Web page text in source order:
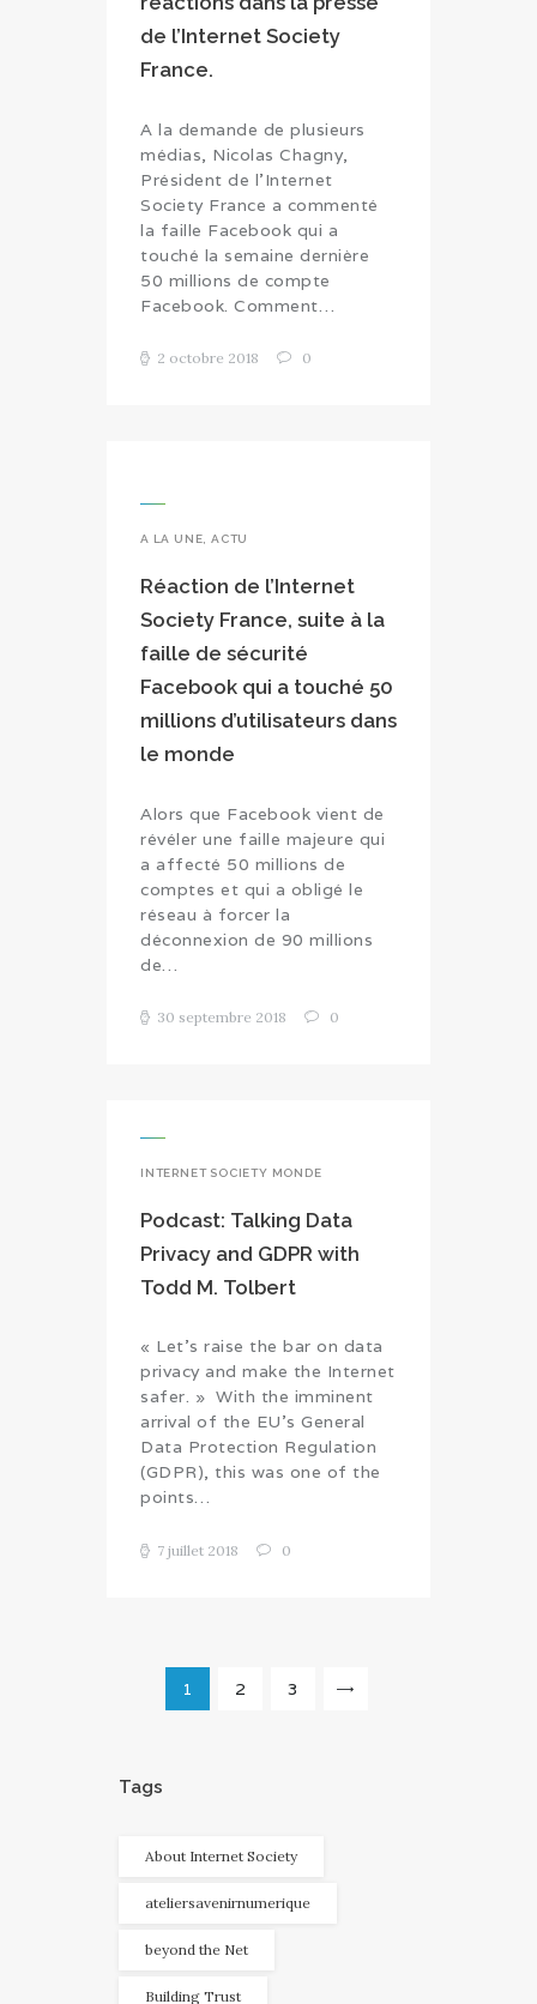
de l’Internet Society
France.
A la demande de plusieurs
médias, Nicolas Chagny,
Président de l’Internet
Society France a commenté
la faille Facebook qui a
touché la semaine dernière
50 millions de compte
Facebook. Comment…
2 octobre 2018 0
A LA UNE ,ACTU
Réaction de l’Internet
Society France, suite à la
faille de sécurité
Facebook qui a touché 50
millions d’utilisateurs dans
le monde
Alors que Facebook vient de
révéler une faille majeure qui
a affecté 50 millions de
comptes et qui a obligé le
réseau à forcer la
déconnexion de 90 millions
de…
30 septembre 2018 0
INTERNET SOCIETY MONDE
Podcast: Talking Data
Privacy and GDPR with
Todd M. Tolbert
« Let’s raise the bar on data
privacy and make the Internet
safer. » With the imminent
arrival of the EU’s General
Data Protection Regulation
(GDPR), this was one of the
points…
7 juillet 2018 0
Navigation
PAGE
1 PAGE
2 PAGE
3
Tags
About Internet Society
ateliersavenirnumerique
beyond the Net
Building Trust